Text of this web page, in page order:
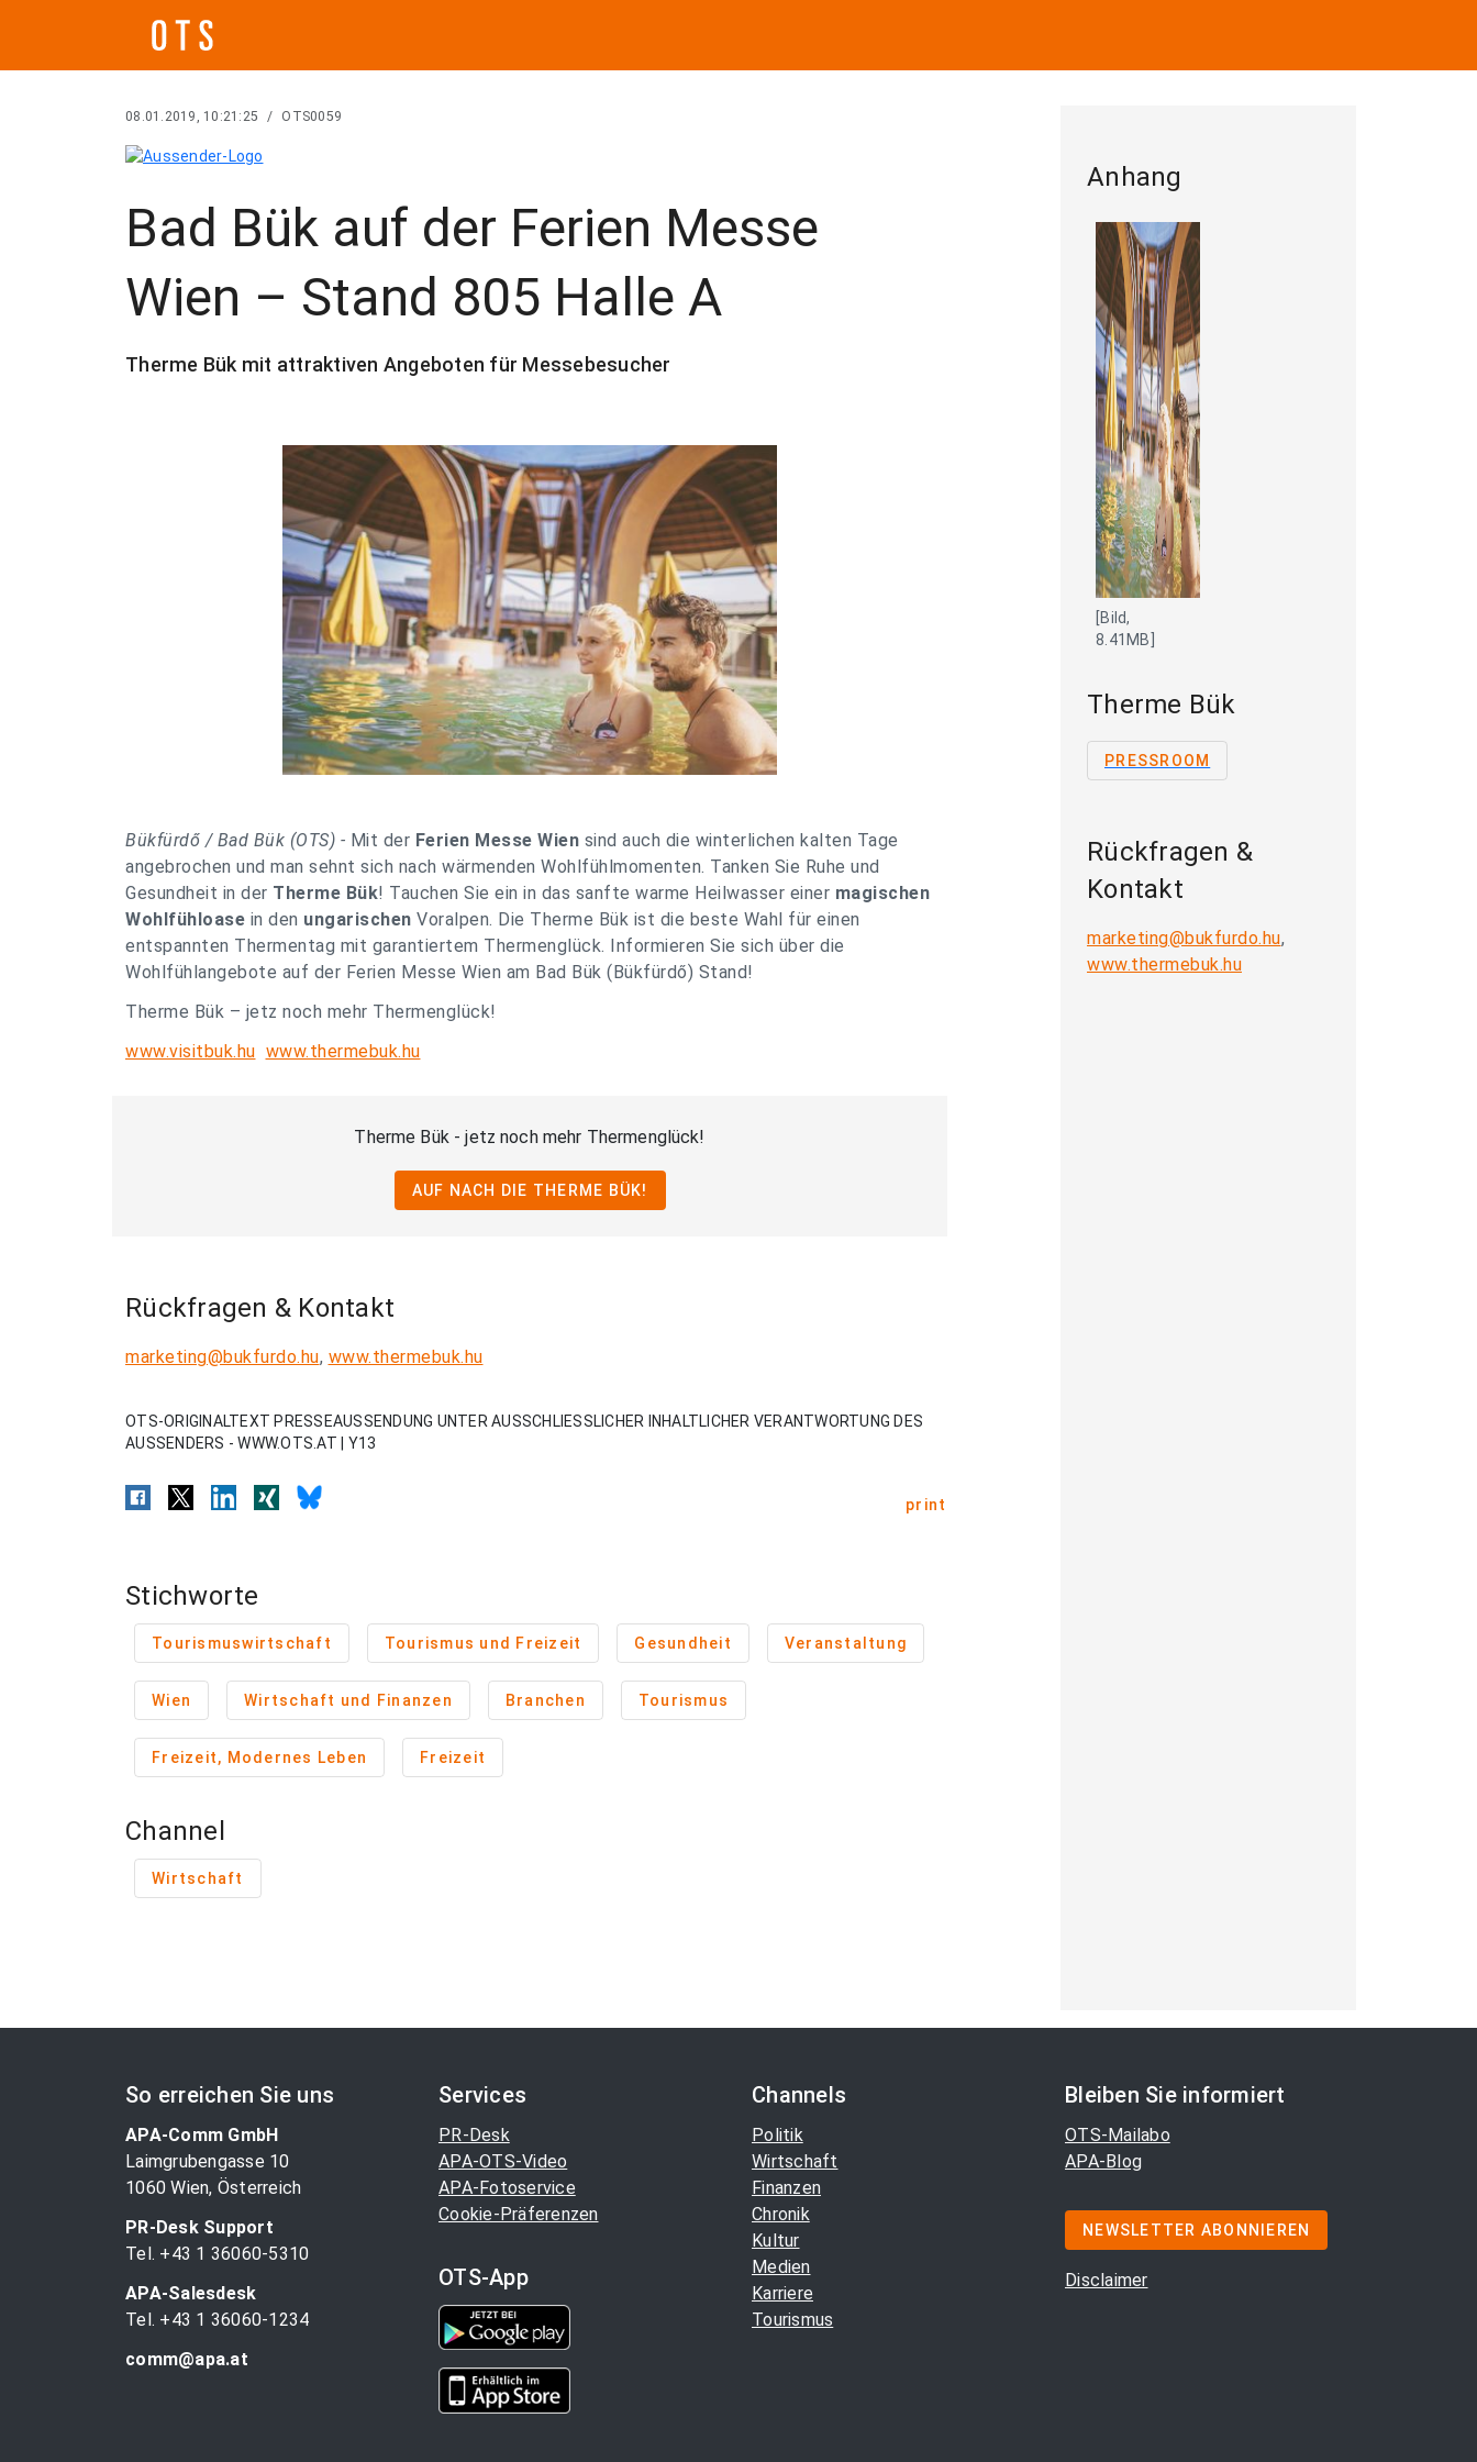
08.01.2019, 10:21:25 / OTS0059
Bad Bük auf der Ferien Messe
Wien – Stand 805 Halle A
Therme Bük mit attraktiven Angeboten für Messebesucher
Bükfürdő / Bad Bük (OTS) - Mit der Ferien Messe Wien sind auch die winterlichen kalten Tage
angebrochen und man sehnt sich nach wärmenden Wohlfühlmomenten. Tanken Sie Ruhe und
Gesundheit in der Therme Bük! Tauchen Sie ein in das sanfte warme Heilwasser einer magischen
Wohlfühloase in den ungarischen Voralpen. Die Therme Bük ist die beste Wahl für einen
entspannten Thermentag mit garantiertem Thermenglück. Informieren Sie sich über die
Wohlfühlangebote auf der Ferien Messe Wien am Bad Bük (Bükfürdő) Stand!
Therme Bük – jetz noch mehr Thermenglück!
www.visitbuk.hu www.thermebuk.hu
Therme Bük - jetz noch mehr Thermenglück!
AUF NACH DIE THERME BÜK!
Rückfragen & Kontakt
marketing@bukfurdo.hu, www.thermebuk.hu
OTS-ORIGINALTEXT PRESSEAUSSENDUNG UNTER AUSSCHLIESSLICHER INHALTLICHER VERANTWORTUNG DES
AUSSENDERS - WWW.OTS.AT | Y13
print
Stichworte
Tourismuswirtschaft Tourismus und Freizeit Gesundheit Veranstaltung
Wien Wirtschaft und Finanzen Branchen Tourismus
Freizeit, Modernes Leben Freizeit
Channel
Wirtschaft
Anhang
[Bild,
8.41MB]
Therme Bük
PRESSROOM
Rückfragen &
Kontakt
marketing@bukfurdo.hu,
www.thermebuk.hu
So erreichen Sie uns
APA-Comm GmbH
Laimgrubengasse 10
1060 Wien, Österreich
PR-Desk Support
Tel. +43 1 36060-5310
APA-Salesdesk
Tel. +43 1 36060-1234
comm@apa.at
Services
PR-Desk
APA-OTS-Video
APA-Fotoservice
Cookie-Präferenzen
OTS-App
Channels
Politik
Wirtschaft
Finanzen
Chronik
Kultur
Medien
Karriere
Tourismus
Bleiben Sie informiert
OTS-Mailabo
APA-Blog
NEWSLETTER ABONNIEREN
Disclaimer